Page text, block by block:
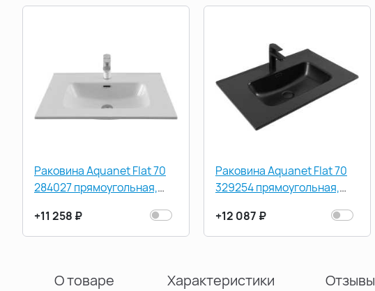
Раковина Aquanet Flat 70
284027 прямоугольная,
+11 258 ₽
Раковина Aquanet Flat 70
329254 прямоугольная,
+12 087 ₽
О товаре Характеристики Отзывы